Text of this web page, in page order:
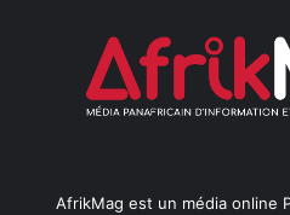
AfrikMag est un média online